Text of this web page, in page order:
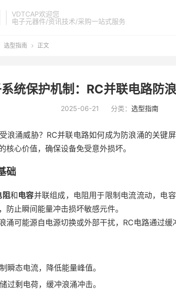
VDTCAP欢迎您
电子元器件/资讯技术/采购一站式服务
选型指南  正文
统保护机制：RC并联电路防
2025-06-21 分类： 选型指南
浪涌威胁？RC并联电路如何成为防浪涌的关键
核心价值，确保设备免受意外损坏。
础
阻和电容并联组成，电阻用于限制电流流动，电
防止瞬间能量冲击损坏敏感元件。
涌可能源自电源切换或外部干扰，RC电路通过缓
瞬态电流，降低能量峰值。
过剩电荷，缓冲浪涌冲击。